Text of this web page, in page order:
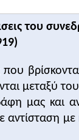
ανεξαρτησία,
του δούλου.
Ένα
θάνατος!
του
μεταξύ
μας και
αντίσταση